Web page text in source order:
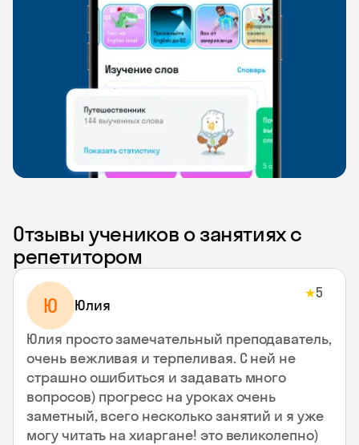
Отзывы учеников о занятиях с
репетитором
Ю Юлия
★5
Юлия просто замечательный преподаватель,
очень вежливая и терпеливая. С ней не
страшно ошибиться и задавать много
вопросов) прогресс на уроках очень
заметный, всего несколько занятий и я уже
могу читать на хиаргане! это великолепно)